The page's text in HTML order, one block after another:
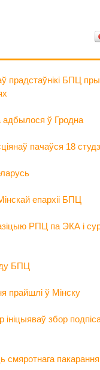
прадстаўнікі БПЦ
адбылося ў Гродна
пачаўся 18
епархіі БПЦ
РПЦ па ЭКА і
БПЦ
прайшлі ў Мінску
ініцыяваў збор
смяротнага пакарання